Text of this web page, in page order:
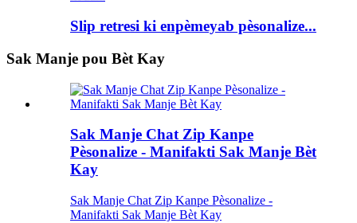
Slip retresi ki enpèmeyab pèsonalize...
Sak Manje pou Bèt Kay
Sak Manje Chat Zip Kanpe
Pèsonalize - Manifakti Sak Manje Bèt
Kay
Sak Manje Chat Zip Kanpe Pèsonalize -
Manifakti Sak Manje Bèt Kay